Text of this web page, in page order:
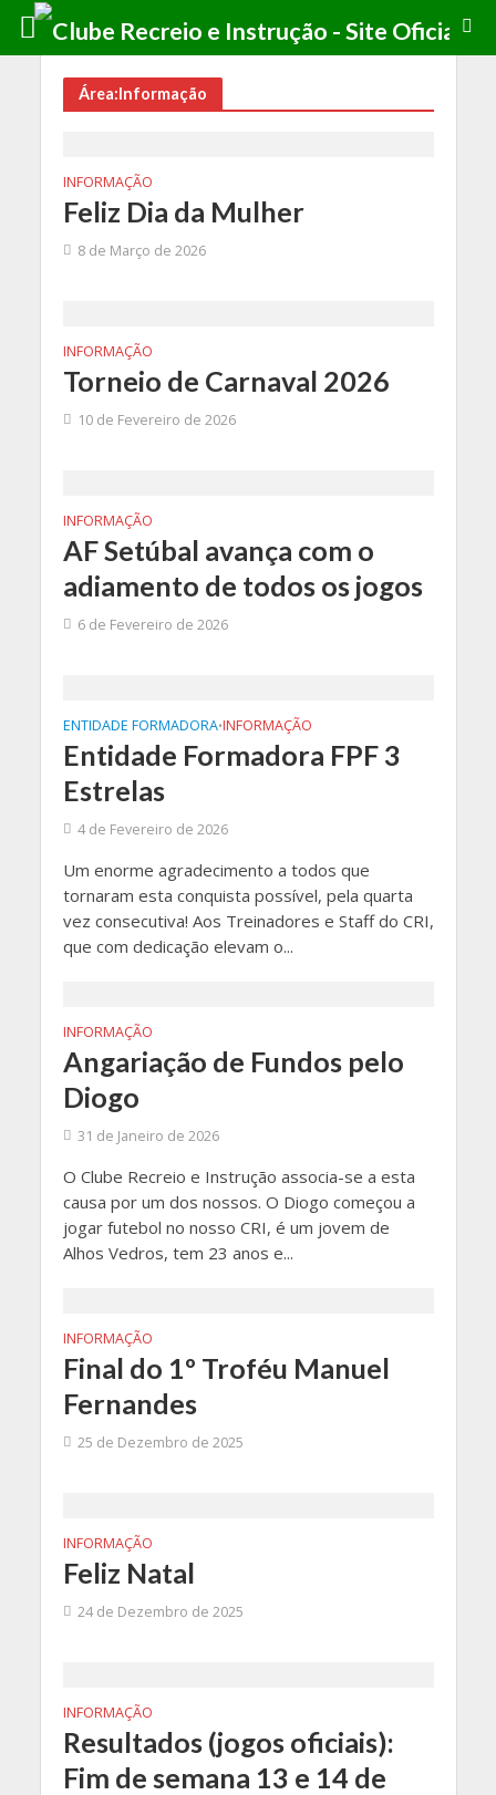
Área:Informação
INFORMAÇÃO
Feliz Dia da Mulher
8 de Março de 2026
INFORMAÇÃO
Torneio de Carnaval 2026
10 de Fevereiro de 2026
INFORMAÇÃO
AF Setúbal avança com o
adiamento de todos os jogos
6 de Fevereiro de 2026
ENTIDADE FORMADORA•INFORMAÇÃO
Entidade Formadora FPF 3
Estrelas
4 de Fevereiro de 2026
Um enorme agradecimento a todos que
tornaram esta conquista possível, pela quarta
vez consecutiva! Aos Treinadores e Staff do CRI,
que com dedicação elevam o...
INFORMAÇÃO
Angariação de Fundos pelo
Diogo
31 de Janeiro de 2026
O Clube Recreio e Instrução associa-se a esta
causa por um dos nossos. O Diogo começou a
jogar futebol no nosso CRI, é um jovem de
Alhos Vedros, tem 23 anos e...
INFORMAÇÃO
Final do 1º Troféu Manuel
Fernandes
25 de Dezembro de 2025
INFORMAÇÃO
Feliz Natal
24 de Dezembro de 2025
INFORMAÇÃO
Resultados (jogos oficiais):
Fim de semana 13 e 14 de